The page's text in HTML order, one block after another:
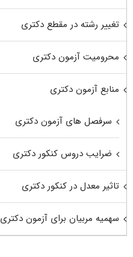
تغییر رشته در مقطع دکتری
محرومیت آزمون دکتری
منابع آزمون دکتری
سرفصل های آزمون دکتری
ضرایب دروس کنکور دکتری
تاثیر معدل در کنکور دکتری
سهمیه مربیان برای آزمون دکتری